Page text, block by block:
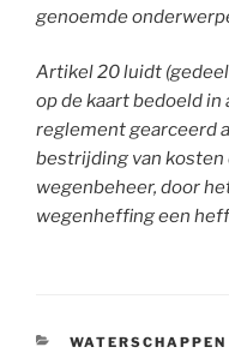
genoemde
Artikel 20 luidt
op de kaart bedoeld
reglement gearceerd
bestrijding van kosten
wegenbeheer, door
wegenheffing een
CATEGORIEËN
WATERSCHAPPEN